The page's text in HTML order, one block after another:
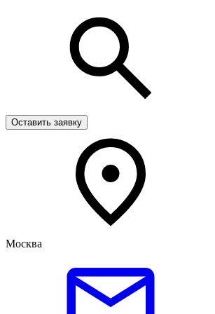
Оставить заявку
Москва